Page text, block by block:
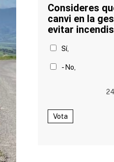
Consideres
canvi en la
evitar
Sí,
- No,
Vota